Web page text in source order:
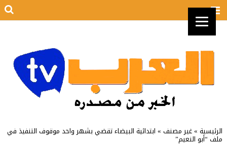
الرئيسية »غير مصنف »ابتدائية البيضاء تقضي بشهر واحد موقوف التنفيذ في
ملف “أبو النعيم”